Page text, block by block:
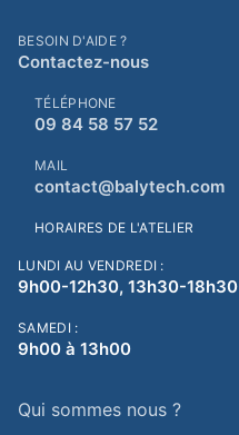
BESOIN D'AIDE ?
Contactez-nous
TÉLÉPHONE
09 84 58 57 52
MAIL
contact@balytech.com
HORAIRES DE L'ATELIER
LUNDI AU VENDREDI :
9h00-12h30, 13h30-18h30
SAMEDI :
9h00 à 13h00
Qui sommes nous ?